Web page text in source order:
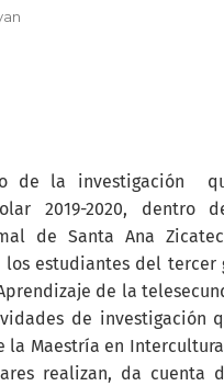
de la investigación
2019-2020, dentro
de Santa Ana
estudiantes del tercer
de la
de investigación
la Maestría en
realizan, da cuenta